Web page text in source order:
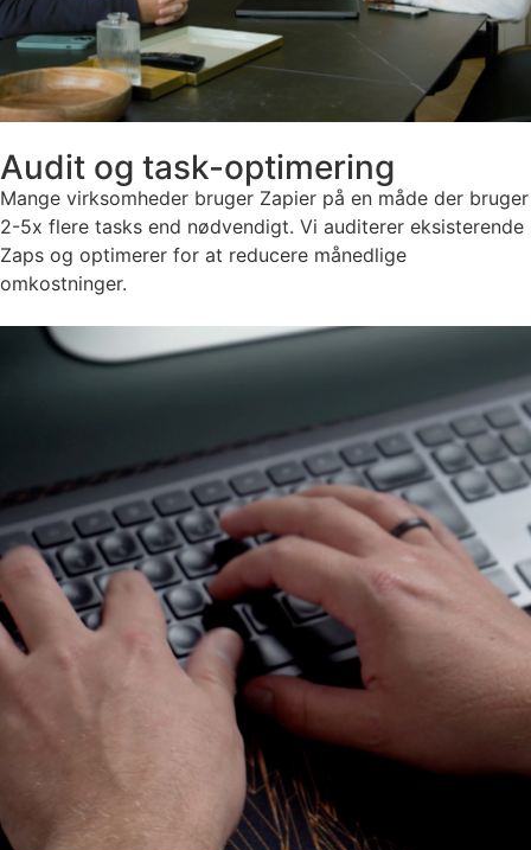
Audit og task-optimering
Mange virksomheder bruger Zapier på en måde der bruger
2-5x flere tasks end nødvendigt. Vi auditerer eksisterende
Zaps og optimerer for at reducere månedlige
omkostninger.